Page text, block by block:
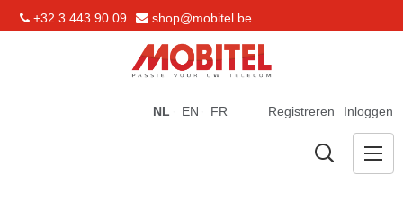
+32 3 443 90 09 shop@mobitel.be
Registreren Inloggen
NL EN FR